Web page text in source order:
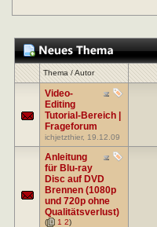
Thema/Autor
Video-
Editing
Tutorial-Bereich |
Frageforum
ichjetzthier, 19.12.09
Anleitung
für Blu-ray
Disc auf DVD
Brennen (1080p
und 720p ohne
Qualitätsverlust)
( 1 2)